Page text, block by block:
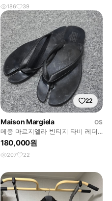
186 39
22
Maison Margiela
OS
메종 마르지엘라 빈티지 타비 레더
플립플랍 샌들 쪼리 41
180,000원
207 22